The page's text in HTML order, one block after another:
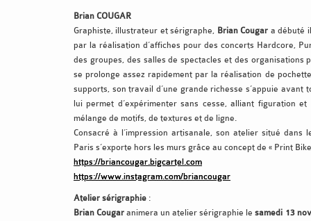
Brian COUGAR
Graphiste, illustrateur et sérigraphe, Brian Cougar a débuté
par la réalisation d’affiches pour des concerts Hardcore,
des groupes, des salles de spectacles et des organisations
se prolonge assez rapidement par la réalisation de
supports, son travail d’une grande richesse s’appuie avant
lui permet d’expérimenter sans cesse, alliant figuration
mélange de motifs, de textures et de ligne.
Consacré à l’impression artisanale, son atelier situé dans
Paris s’exporte hors les murs grâce au concept de « Print
https://briancougar.bigcartel.com
https://www.instagram.com/briancougar
Atelier sérigraphie :
Brian Cougar animera un atelier sérigraphie lesamedi 13